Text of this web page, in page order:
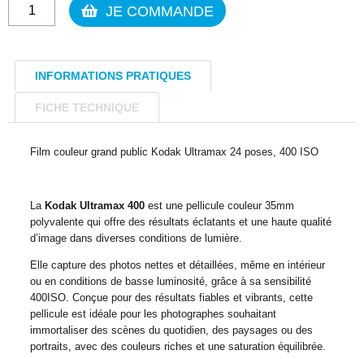
quantité
de
ULTRAMAX
24
POSES
JE COMMANDE
INFORMATIONS PRATIQUES
FICHE TECHNIQUE
Film couleur grand public Kodak Ultramax 24 poses, 400 ISO
La Kodak Ultramax 400 est une pellicule couleur 35mm
polyvalente qui offre des résultats éclatants et une haute qualité
d’image dans diverses conditions de lumière.
Elle capture des photos nettes et détaillées, même en intérieur
ou en conditions de basse luminosité, grâce à sa sensibilité
400ISO. Conçue pour des résultats fiables et vibrants, cette
pellicule est idéale pour les photographes souhaitant
immortaliser des scènes du quotidien, des paysages ou des
portraits, avec des couleurs riches et une saturation équilibrée.